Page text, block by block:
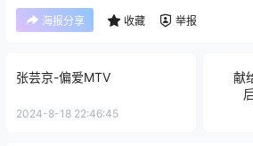
海报分享 收藏 举报
张芸京-偏爱MTV
2024-8-18 22:46:45
献